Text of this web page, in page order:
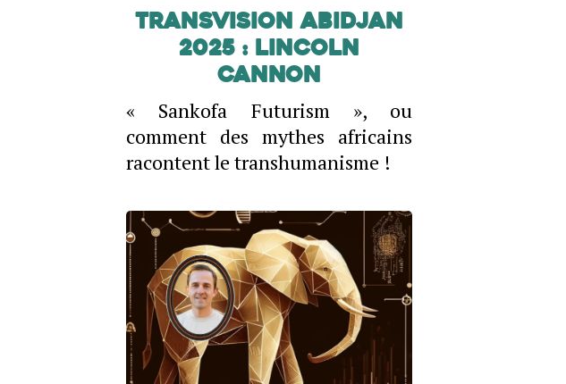
TransVision Abidjan
2025 : Lincoln
Cannon
« Sankofa Futurism », ou
comment des mythes africains
racontent le transhumanisme !